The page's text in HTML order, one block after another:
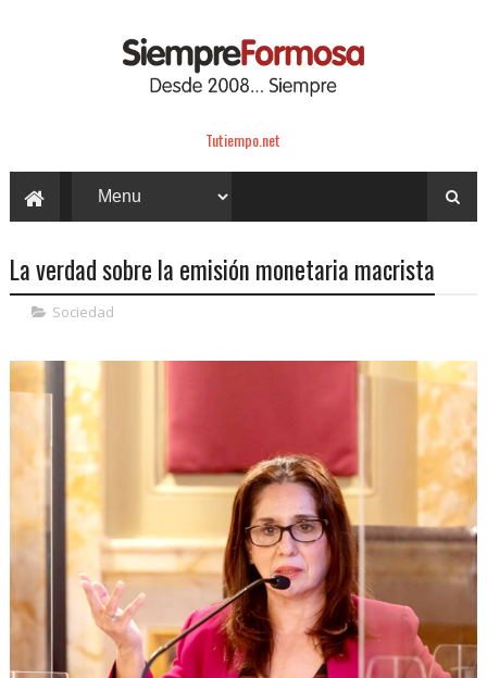
Tutiempo.net
La verdad sobre la emisión monetaria macrista
Sociedad